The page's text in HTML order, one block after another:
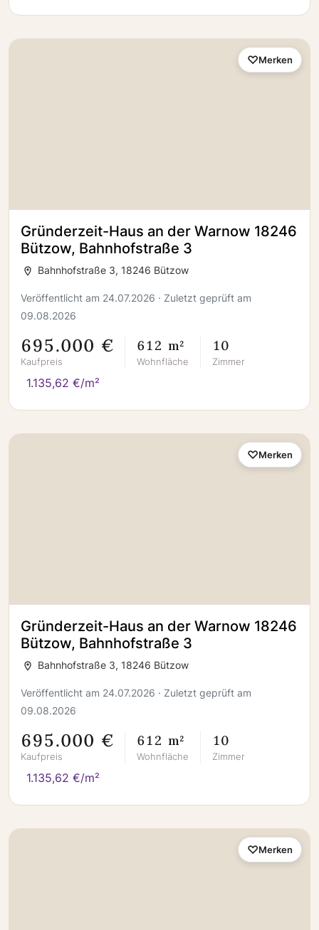
Gründerzeit-Haus an der Warnow 18246
Bützow, Bahnhofstraße 3
Bahnhofstraße 3, 18246 Bützow
Veröffentlicht am 24.07.2026 · Zuletzt geprüft am
09.08.2026
695.000 €
Kaufpreis
612 m²
Wohnfläche
10
Zimmer
1.135,62 €/m²
Merken
Gründerzeit-Haus an der Warnow 18246
Bützow, Bahnhofstraße 3
Bahnhofstraße 3, 18246 Bützow
Veröffentlicht am 24.07.2026 · Zuletzt geprüft am
09.08.2026
695.000 €
Kaufpreis
612 m²
Wohnfläche
10
Zimmer
1.135,62 €/m²
Merken
Merken